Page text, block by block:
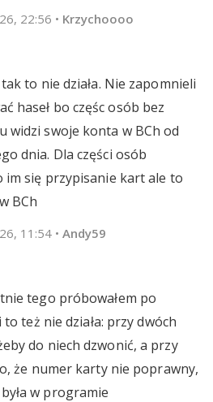
22:56 • Krzychoooo
to nie działa. Nie zapomnieli
haseł bo częśc osób bez
widzi swoje konta w BCh od
dnia. Dla części osób
im się przypisanie kart ale to
BCh
11:54 • Andy59
tego próbowałem po
też nie działa: przy dwóch
do niech dzwonić, a przy
że numer karty nie poprawny,
w programie